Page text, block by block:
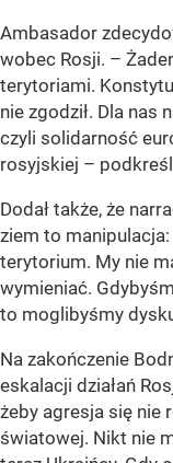
Ambasador
wobec Rosji. –
terytoriami.
nie zgodził. Dla nas
czyli solidarność
rosyjskiej –
Dodał także, że
ziem to
terytorium. My nie
wymieniać.
to moglibyśmy
Na zakończenie
eskalacji działań
żeby agresja się nie
światowej. Nikt nie